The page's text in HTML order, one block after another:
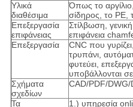
Υλικά
διαθέσιμα
Όπως το
σίδηρος, το PE,
Επεξεργασία
επιφάνειας
Στίλβωση,
επιφάνεια
Επεξεργασία
CNC που
τρυπάνι,
φυτεύει,
υποβάλλονται
Σχήματα
σχεδίων
CAD/PDF/
Τα
1.) υπηρεσία